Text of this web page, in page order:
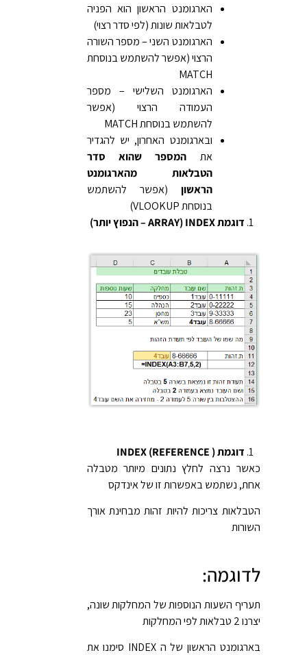
הארגומנט הראשון הוא הפניה
לטבלאות שונות (לפי סדר רצוי)
הארגומנט השני – מספר השורה
הרצוי (אפשר להשתמש בנוסחת
MATCH
הארגומנט השלישי – מספר
העמודה הרצוי (אפשר
להשתמש בנוסחת MATCH
ובארגומנט האחרון, יש להגדיר
את המספר שהוא סדר
הטבלאות מהארגומנט
הראשון (אפשר להשתמש
בנוסחת VLOOKUP)
דוגמת INDEX (ARRAY – הנפוץ יותר)
דוגמת INDEX (REFERENCE )
כאשר נרצה לחלץ נתונים מיותר מטבלה
אחת, נשתמש באפשרות זו של אינדקס
הטבלאות צריכות להיות זהות מבחינת אורך
השורות
לדוגמה:
תעריף השעות הנוספות של המחלקות שונה,
יצרנו 2 טבלאות לפי המחלקות
בארגומנט הראשון של ה INDEX סימנו את